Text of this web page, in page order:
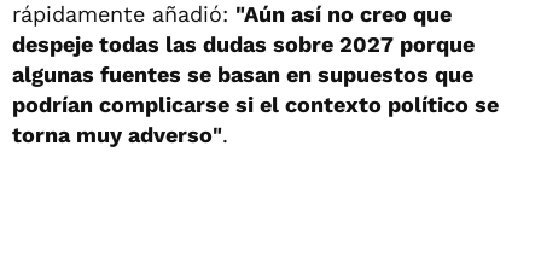
rápidamente añadió: "Aún así no creo que
despeje todas las dudas sobre 2027 porque
algunas fuentes se basan en supuestos que
podrían complicarse si el contexto político se
torna muy adverso".